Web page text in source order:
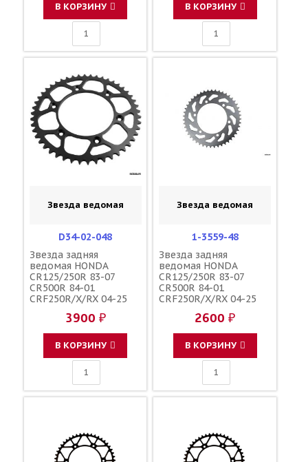
В КОРЗИНУ В КОРЗИНУ
Звезда ведомая
D34-02-048
Звезда задняя
ведомая HONDA
CR125/250R 83-07
CR500R 84-01
CRF250R/X/RX 04-25
зубов 48 / DRC JTR210
1-3559-48 41202-KZ3-
3900 ₽
В КОРЗИНУ
Звезда ведомая
1-3559-48
Звезда задняя
ведомая HONDA
CR125/250R 83-07
CR500R 84-01
CRF250R/X/RX 04-25
зубов 48 / SUNSTAR
JTR210 154U-520-48
41202-KZ3-J40
2600 ₽
В КОРЗИНУ